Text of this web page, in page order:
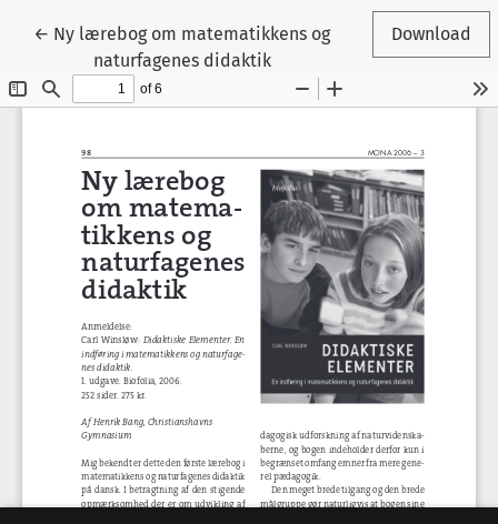
← Tilbage til artikeldetaljer
Ny lærebog om matematikkens og
naturfagenes didaktik
Download